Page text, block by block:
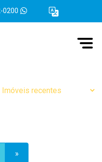
0200
»